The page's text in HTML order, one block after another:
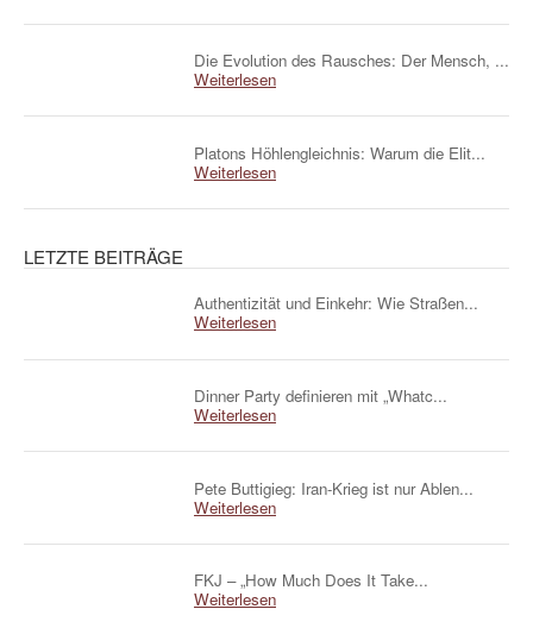
Die Evolution des Rausches: Der Mensch, ...
Weiterlesen
Platons Höhlengleichnis: Warum die Elit...
Weiterlesen
LETZTE BEITRÄGE
Authentizität und Einkehr: Wie Straßen...
Weiterlesen
Dinner Party definieren mit „Whatc...
Weiterlesen
Pete Buttigieg: Iran-Krieg ist nur Ablen...
Weiterlesen
FKJ – „How Much Does It Take...
Weiterlesen